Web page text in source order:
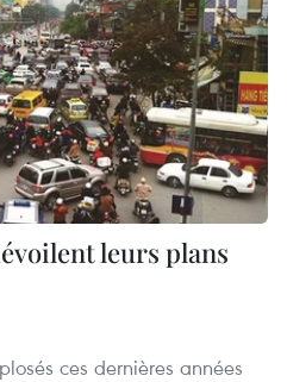
leurs plans
ces dernières années